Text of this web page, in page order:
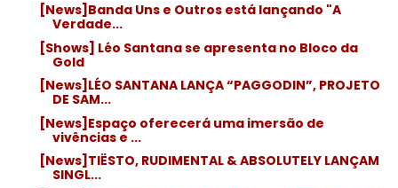
[News]Banda Uns e Outros está lançando "A
Verdade...
[Shows] Léo Santana se apresenta no Bloco da
Gold
[News]LÉO SANTANA LANÇA “PAGGODIN”, PROJETO
DE SAM...
[News]Espaço oferecerá uma imersão de
vivências e ...
[News]TIËSTO, RUDIMENTAL & ABSOLUTELY LANÇAM
SINGL...